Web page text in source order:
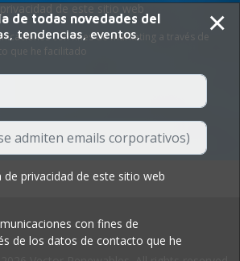
de este sitio web
con fines de marketing a través de
que he facilitado
×
de todas novedades del
tendencias, eventos,
privacidad de este sitio web
con fines de
de los datos de contacto que he